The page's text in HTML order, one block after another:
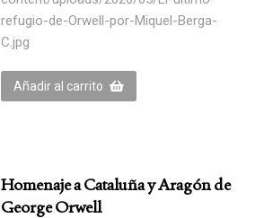
refugio-de-Orwell-por-Miquel-Berga-
C.jpg
Añadir al carrito
Homenaje a Cataluña y Aragón de
George Orwell